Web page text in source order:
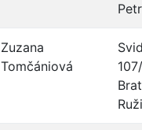
Zuzana
Tomčániová